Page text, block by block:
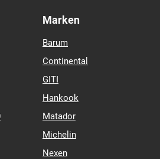
Marken
Barum
Continental
GITI
Hankook
Matador
Michelin
Nexen